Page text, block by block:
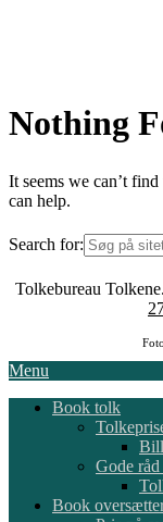
Nothing
It seems we can’t
can help.
Search for:
Tolkebureau
Menu
Book tolk
Gode
Book